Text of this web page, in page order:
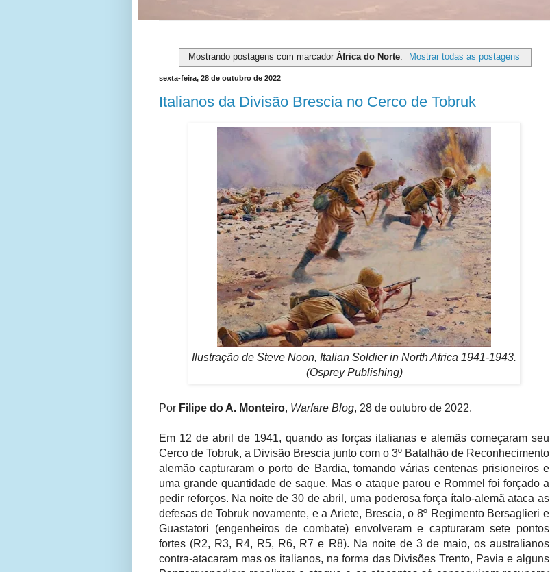
Mostrando postagens com marcador África do Norte. Mostrar todas as postagens
sexta-feira, 28 de outubro de 2022
Italianos da Divisão Brescia no Cerco de Tobruk
Ilustração de Steve Noon, Italian Soldier in North Africa 1941-1943.
(Osprey Publishing)
Por Filipe do A. Monteiro, Warfare Blog, 28 de outubro de 2022.
Em 12 de abril de 1941, quando as forças italianas e alemãs começaram seu
Cerco de Tobruk, a Divisão Brescia junto com o 3º Batalhão de Reconhecimento
alemão capturaram o porto de Bardia, tomando várias centenas prisioneiros e
uma grande quantidade de saque. Mas o ataque parou e Rommel foi forçado a
pedir reforços. Na noite de 30 de abril, uma poderosa força ítalo-alemã ataca as
defesas de Tobruk novamente, e a Ariete, Brescia, o 8º Regimento Bersaglieri e
Guastatori (engenheiros de combate) envolveram e capturaram sete pontos
fortes (R2, R3, R4, R5, R6, R7 e R8). Na noite de 3 de maio, os australianos
contra-atacaram mas os italianos, na forma das Divisões Trento, Pavia e alguns